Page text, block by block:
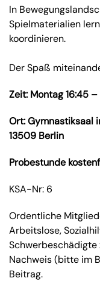
In
Spielmaterialien
koordinieren.
Der Spaß
Zeit: Montag 16:45 –
Ort: Gymnastiksaal
13509 Berlin
Probestunde
KSA-Nr: 6
Ordentliche
Arbeitslose,
Nachweis (bitte im
Beitrag.